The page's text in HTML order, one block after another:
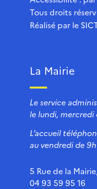
Tous droits
Réalisé par le
La Mairie
Le service
le lundi, mercredi
L’accueil
au vendredi de
5 Rue de la
04 93 59 95 16